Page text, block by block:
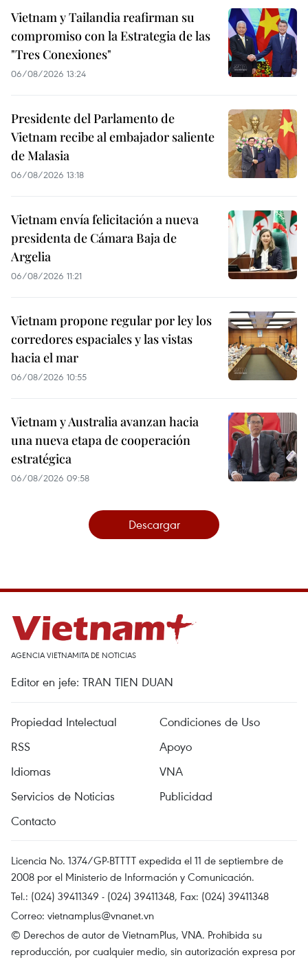
Vietnam y Tailandia reafirman su
compromiso con la Estrategia de las
"Tres Conexiones"
06/08/2026 13:24
Presidente del Parlamento de
Vietnam recibe al embajador saliente
de Malasia
06/08/2026 13:18
Vietnam envía felicitación a nueva
presidenta de Cámara Baja de
Argelia
06/08/2026 11:21
Vietnam propone regular por ley los
corredores espaciales y las vistas
hacia el mar
06/08/2026 10:55
Vietnam y Australia avanzan hacia
una nueva etapa de cooperación
estratégica
06/08/2026 09:58
Descargar
AGENCIA VIETNAMITA DE NOTICIAS
Editor en jefe: TRAN TIEN DUAN
Propiedad Intelectual
Condiciones de Uso
RSS
Apoyo
Idiomas
VNA
Servicios de Noticias
Publicidad
Contacto
Licencia No. 1374/GP-BTTTT expedida el 11 de septiembre de
2008 por el Ministerio de Información y Comunicación.
Tel.: (024) 39411349 - (024) 39411348, Fax: (024) 39411348
Correo: vietnamplus@vnanet.vn
© Derechos de autor de VietnamPlus, VNA. Prohibida su
reproducción, por cualquier medio, sin autorización expresa por